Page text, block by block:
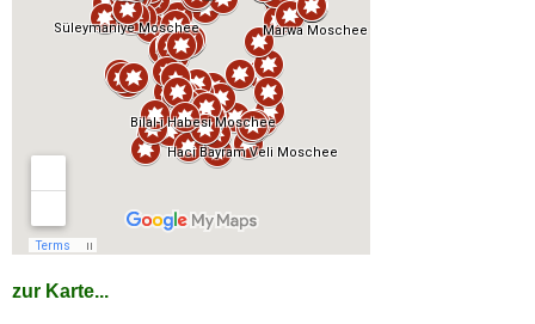
zur Karte...